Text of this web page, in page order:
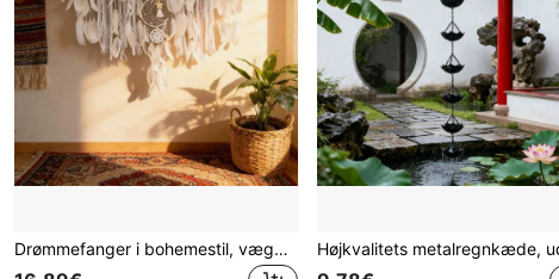
Drømmefanger i bohemestil, vægophæng, uden træpind, velegnet til hjem, væg, soveværelse og lejlighed